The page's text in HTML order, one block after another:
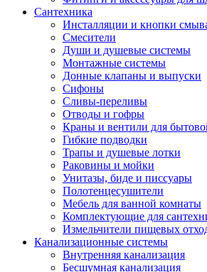
Сантехника
Инсталляции и кнопки
Смесители
Души и душевые системы
Монтажные системы
Донные клапаны и выпуски
Сифоны
Сливы-переливы
Отводы и гофры
Краны и вентили для
Гибкие подводки
Трапы и душевые лотки
Раковины и мойки
Унитазы, биде и писсуары
Полотенцесушители
Мебель для ванной комнаты
Комплектующие для
Измельчители пищевых
Канализационные системы
Внутренняя канализация
Бесшумная канализация